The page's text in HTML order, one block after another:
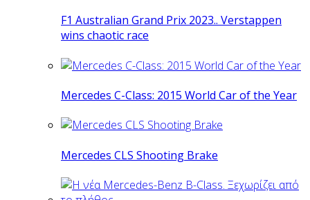
F1 Australian Grand Prix 2023.. Verstappen
wins chaotic race
Mercedes C-Class: 2015 World Car of the Year
Mercedes CLS Shooting Brake